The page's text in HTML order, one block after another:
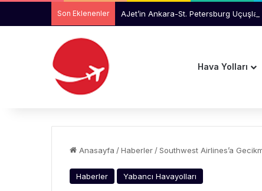
Son Eklenenler AJet’in Ankara-St. Petersburg
Hava Yolları
Anasayfa /Haberler /Southwest Airlines’a
Haberler Yabancı Havayolları